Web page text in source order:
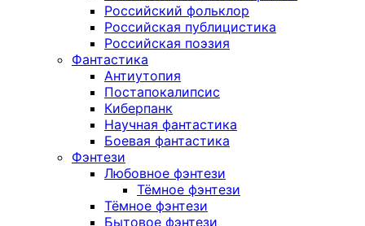
Российский фольклор
Российская публицистика
Российская поэзия
Фантастика
Антиутопия
Постапокалипсис
Киберпанк
Научная фантастика
Боевая фантастика
Фэнтези
Любовное фэнтези
Тёмное фэнтези
Тёмное фэнтези
Бытовое фэнтези